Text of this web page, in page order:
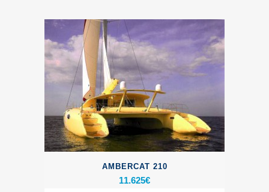
AMBERCAT 210
11.625€